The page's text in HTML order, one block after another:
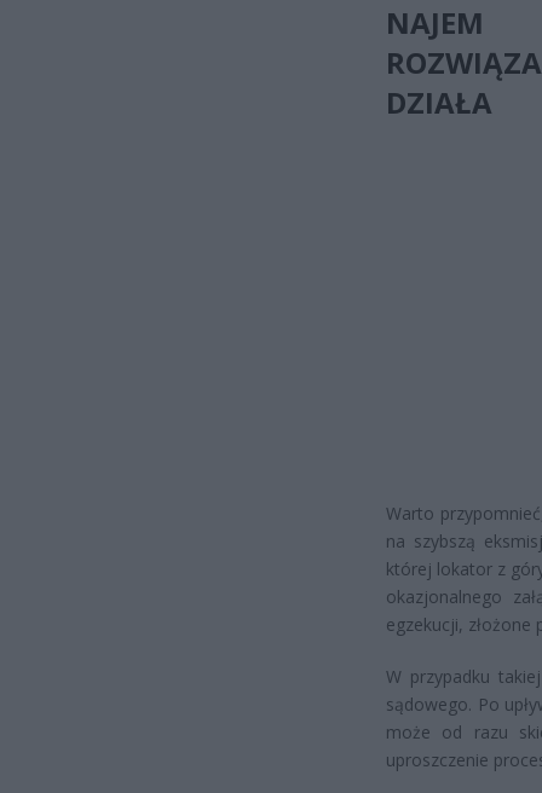
NAJEM
DZIAŁA
Warto
na szybszą
której lokator z
okazjonalnego
egzekucji, złożone
W przypadku
sądowego. Po
może od razu
uproszczenie